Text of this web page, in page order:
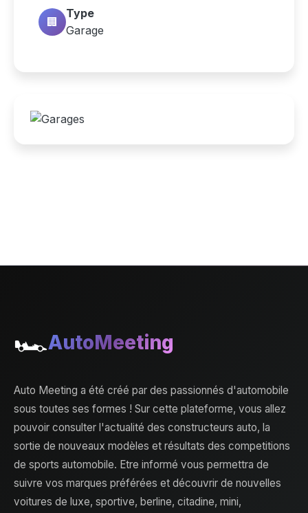
🏢
Type
Garage
🏎️AutoMeeting
Auto Meeting a été créé par des passionnés d'automobile
sous toutes ses formes ! Sur cette plateforme, vous allez
pouvoir consulter l'actualité des constructeurs auto, la
sortie de nouveaux modèles et résultats des competitions
de sports automobile. Etre informé vous permettra de
suivre vos marques préférées et découvrir de nouvelles
voitures de luxe, sportive, berline, citadine, mini,